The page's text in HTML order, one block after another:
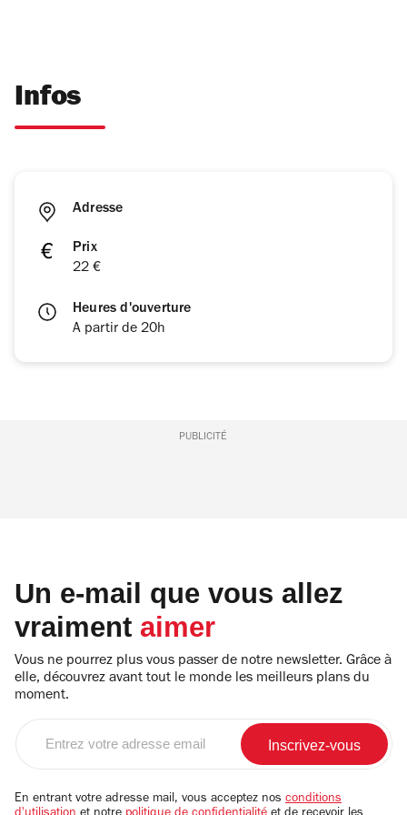
Infos
Adresse
Prix
22 €
Heures d'ouverture
A partir de 20h
PUBLICITÉ
Un e-mail que vous allez
vraiment aimer
Vous ne pourrez plus vous passer de notre newsletter. Grâce à
elle, découvrez avant tout le monde les meilleurs plans du
moment.
email
En entrant votre adresse mail, vous acceptez nos conditions